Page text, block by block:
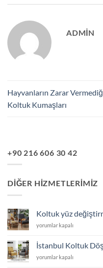
ADMIN
Hayvanların Zarar
Koltuk Kumaşları
+90 216 606 30 42
DIĞER HIZMETLERIMIZ
Koltuk yüz
Koltuk
değiştirme
ne
kadar?
yorumlar kapalı
İstanbul Koltuk
İstanbul
yorumlar kapalı